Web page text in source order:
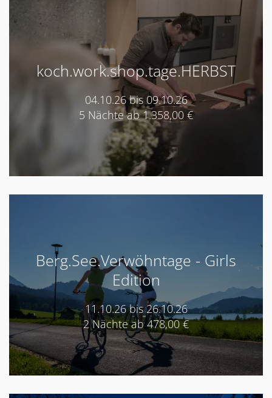
koch.work.shop.tage.HERBST
04.10.26 bis 09.10.26
5 Nächte ab 1.358,00 €
Berg.See.Verwöhntage - Girls
Edition
11.10.26 bis 26.10.26
2 Nächte ab 478,00 €